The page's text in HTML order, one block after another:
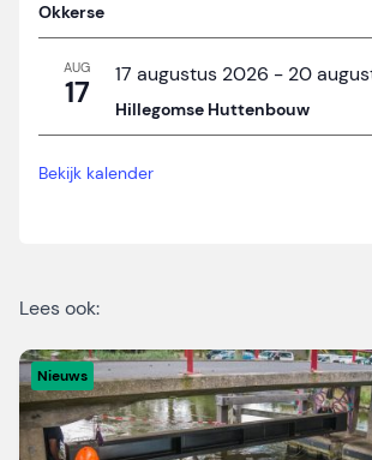
Okkerse
AUG
17 17 augustus 2026 - 20
Hillegomse Huttenbouw
Bekijk kalender
Lees ook:
Nieuws